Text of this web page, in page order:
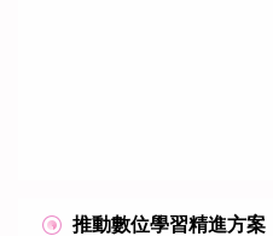
推動數位學習精進方案